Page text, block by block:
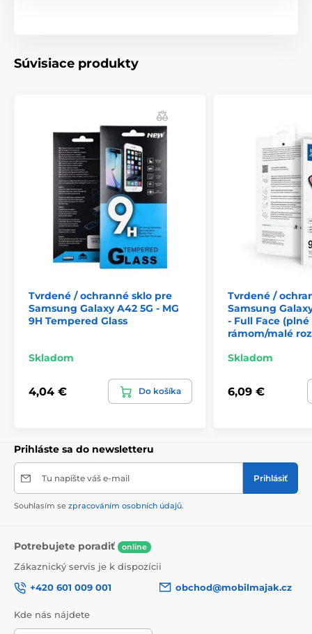
Súvisiace produkty
Tvrdené / ochranné sklo pre
Samsung Galaxy A42 5G - MG
9H Tempered Glass
Skladom
4,04 € Do košíka
Tvrdené /
Samsung
- Full Face
rámom/malé
Skladom
6,09 €
Prihláste sa do newsletteru
Tu napíšte váš e-mail Prihlásiť
Souhlasím se zpracováním osobních údajů.
Potrebujete poradiť online
Zákaznický servis je k dispozícii
+420 601 009 001
obchod@mobilmajak.cz
Kde nás nájdete